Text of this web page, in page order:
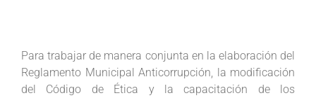
Para trabajar de manera conjunta en la elaboración del
Reglamento Municipal Anticorrupción, la modificación
del Código de Ética y la capacitación de los